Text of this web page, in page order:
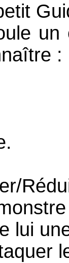
:
lui